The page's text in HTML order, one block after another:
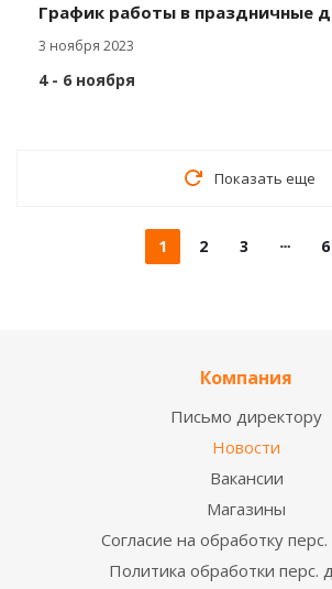
График работы в праздничные
3 ноября 2023
4 - 6 ноября
Показать еще
1 2 3 6
Компания
Письмо директору
Новости
Вакансии
Магазины
Согласие на обработку
Политика обработки перс.